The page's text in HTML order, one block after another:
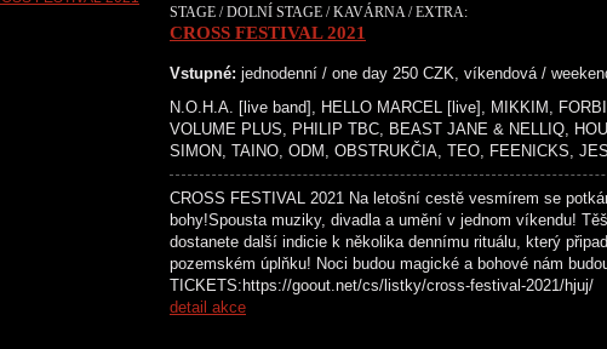
STAGE / DOLNÍ STAGE / KAVÁRNA / EXTRA:
CROSS FESTIVAL 2021
Vstupné: jednodenní / one day 250 CZK, víkendová /
N.O.H.A. [live band], HELLO MARCEL [live], MIKKIM,
VOLUME PLUS, PHILIP TBC, BEAST JANE & NELLIQ,
SIMON, TAINO, ODM, OBSTRUKČIA, TEO, FEENICKS,
CROSS FESTIVAL 2021 Na letošní cestě vesmírem se
bohy!Spousta muziky, divadla a umění v jednom víkendu!
dostanete další indicie k několika dennímu rituálu, který
pozemském úplňku! Noci budou magické a bohové nám
TICKETS:https://goout.net/cs/listky/cross-festival-
detail akce